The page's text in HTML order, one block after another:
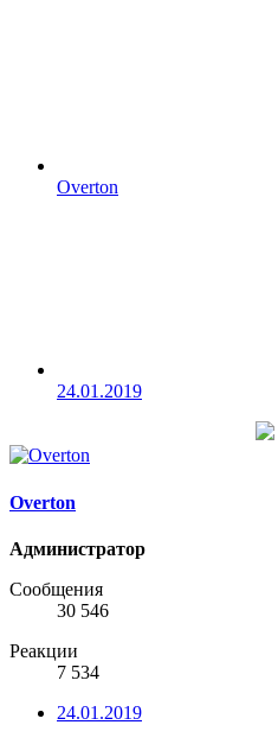
Overton
24.01.2019
Overton
Администратор
Сообщения
30 546
Реакции
7 534
24.01.2019